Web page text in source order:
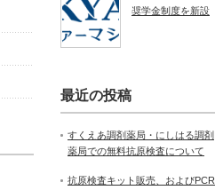
奨学金制度を新設
最近の投稿
すくえあ調剤薬局・にしはる調剤
薬局での無料抗原検査について
抗原検査キット販売、およびPCR